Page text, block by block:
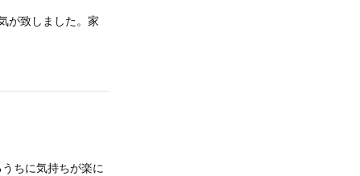
が致しました。家
ちに気持ちが楽に